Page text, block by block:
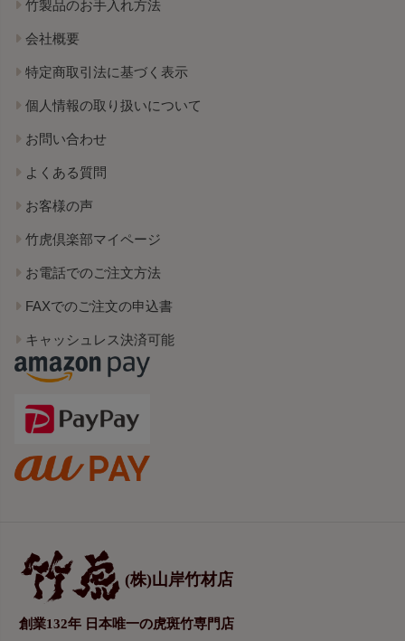
竹製品のお手入れ方法
会社概要
特定商取引法に基づく表示
個人情報の取り扱いについて
お問い合わせ
よくある質問
お客様の声
竹虎倶楽部マイページ
お電話でのご注文方法
FAXでのご注文の申込書
キャッシュレス決済可能
(株)山岸竹材店
創業132年 日本唯一の虎斑竹専門店